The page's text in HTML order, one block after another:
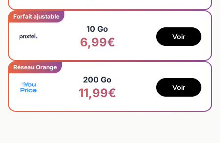
Forfait ajustable
10 Go
6,99€ Voir
Réseau Orange
200 Go
11,99€ Voir